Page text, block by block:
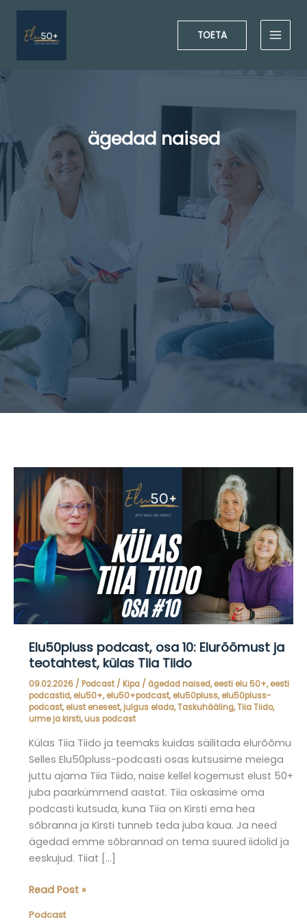
Skip
content
TOETA
ägedad naised
Elu50pluss podcast, osa 10: Elurõõmust ja
teotahtest, külas Tiia Tiido
09.02.2026 / Podcast/ Kipa / ägedad naised,eesti elu 50+,eesti
podcastid,elu50+,elu50+podcast,elu50pluss,elu50pluss-
podcast,elust enesest,julgus elada,Taskuhääling,Tiia Tiido,
urme ja kirsti,uus podcast
Külas Tiia Tiido ja teemaks kuidas säilitada elurõõmu
Selles Elu50pluss-podcasti osas kutsusime meiega
juttu ajama Tiia Tiido, naise kellel kogemust elust 50+
juba paarkümmend aastat. Tiia oskasime oma
podcasti kutsuda, kuna Tiia on Kirsti ema hea
sõbranna ja Kirsti tunneb teda juba kaua. Ja need
ägedad emme sõbrannad on tema suured iidolid ja
eeskujud. Tiiat […]
Elu50pluss
Read Post »
Podcast